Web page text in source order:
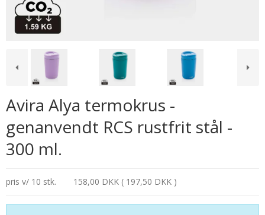
Avira Alya termokrus -
genanvendt RCS rustfrit stål -
300 ml.
pris v/ 10 stk. 158,00 DKK ( 197,50 DKK )